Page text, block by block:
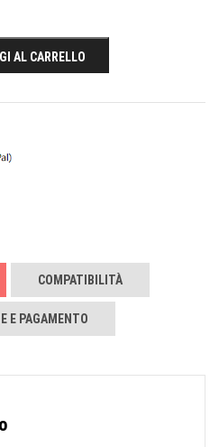
AL CARRELLO
COMPATIBILITÀ
E PAGAMENTO